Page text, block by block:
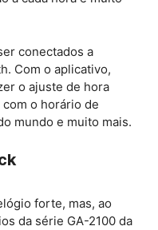
conectados a
Com o aplicativo,
o ajuste de hora
o horário de
mundo e muito mais.
forte, mas, ao
da série GA-2100 da